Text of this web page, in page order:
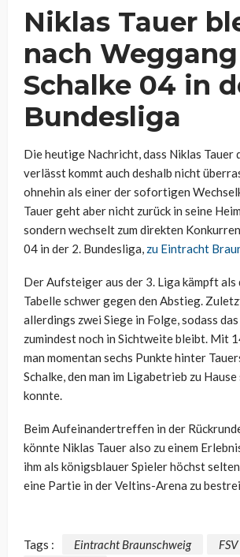
Niklas Tauer
nach
Schalke 04 in
Bundesliga
Die heutige Nachricht, dass Niklas Tauer
verlässt kommt auch deshalb nicht
ohnehin als einer der sofortigen
Tauer geht aber nicht zurück in seine
sondern wechselt zum direkten
04 in der 2. Bundesliga, zu Eintracht
Der Aufsteiger aus der 3. Liga kämpft
Tabelle schwer gegen den Abstieg.
allerdings zwei Siege in Folge, sodass
zumindest noch in Sichtweite bleibt. Mit
man momentan sechs Punkte hinter
Schalke, den man im Ligabetrieb zu
konnte.
Beim Aufeinandertreffen in der
könnte Niklas Tauer also zu einem
ihm als königsblauer Spieler höchst
eine Partie in der Veltins-Arena zu
Tags : Eintracht Braunschweig